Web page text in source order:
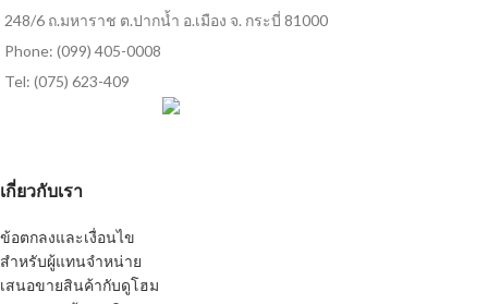
248/6 ถ.มหาราช ต.ปากน้ำ อ.เมือง จ. กระบี่ 81000
Phone: (099) 405-0008
Tel: (075) 623-409
เกี่ยวกับเรา
ข้อตกลงและเงื่อนไข
สำหรับผู้แทนจำหน่าย
เสนอขายสินค้ากับดูโฮม